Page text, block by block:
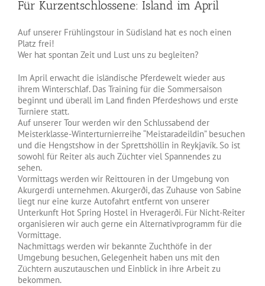
Image
Für Kurzentschlossene: Island im April
Auf unserer Frühlingstour in Südisland hat es noch einen
Platz frei!
Wer hat spontan Zeit und Lust uns zu begleiten?
Im April erwacht die isländische Pferdewelt wieder aus
ihrem Winterschlaf. Das Training für die Sommersaison
beginnt und überall im Land finden Pferdeshows und erste
Turniere statt.
Auf unserer Tour werden wir den Schlussabend der
Meisterklasse-Winterturnierreihe “Meistaradeildin” besuchen
und die Hengstshow in der Sprettshöllin in Reykjavík. So ist
sowohl für Reiter als auch Züchter viel Spannendes zu
sehen.
Vormittags werden wir Reittouren in der Umgebung von
Akurgerdi unternehmen. Akurgerði, das Zuhause von Sabine
liegt nur eine kurze Autofahrt entfernt von unserer
Unterkunft Hot Spring Hostel in Hveragerði. Für Nicht-Reiter
organisieren wir auch gerne ein Alternativprogramm für die
Vormittage.
Nachmittags werden wir bekannte Zuchthöfe in der
Umgebung besuchen, Gelegenheit haben uns mit den
Züchtern auszutauschen und Einblick in ihre Arbeit zu
bekommen.